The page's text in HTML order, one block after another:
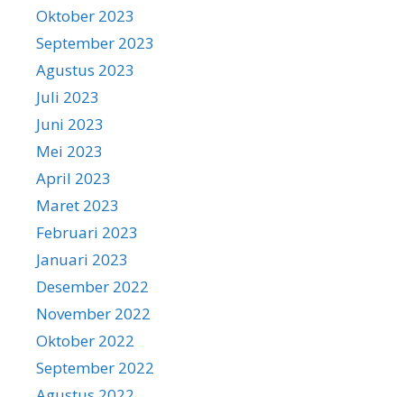
Oktober 2023
September 2023
Agustus 2023
Juli 2023
Juni 2023
Mei 2023
April 2023
Maret 2023
Februari 2023
Januari 2023
Desember 2022
November 2022
Oktober 2022
September 2022